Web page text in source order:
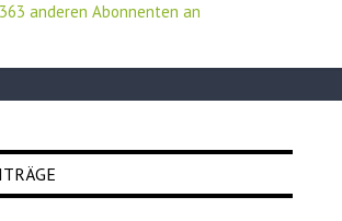
anderen Abonnenten an